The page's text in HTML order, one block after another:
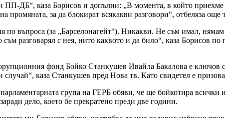
ДБ“, каза Борисов и допълни: „В момента, в който приехме
промяната, за да блокират всякакви разговори“, отбеляза още
по въпроса (за „Барселонагейт“). Никакви. Не съм имал,
разговарял с нея, нито каквото и да било“, каза Борисов
фонд Бойко Станкушев Ивайла Бакалова е ключов
случай“, каза Станкушев пред Нова тв. Като свидетел е
група на ГЕРБ обяви, че ще бойкотира
дело, което бе прекратено преди две години.